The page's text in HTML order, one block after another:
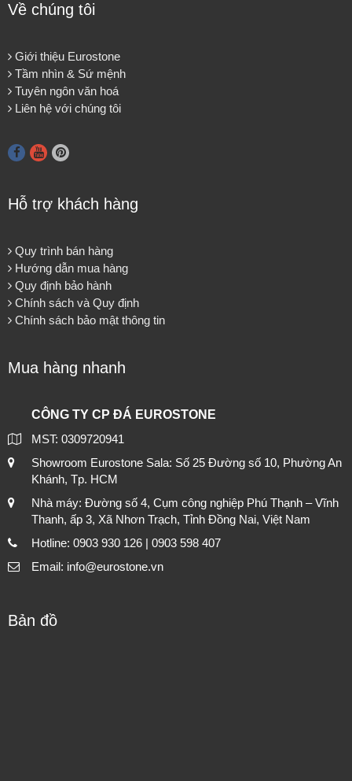
Về chúng tôi
Giới thiệu Eurostone
Tầm nhìn & Sứ mệnh
Tuyên ngôn văn hoá
Liên hệ với chúng tôi
Hỗ trợ khách hàng
Quy trình bán hàng
Hướng dẫn mua hàng
Quy định bảo hành
Chính sách và Quy định
Chính sách bảo mật thông tin
Mua hàng nhanh
CÔNG TY CP ĐÁ EUROSTONE
MST: 0309720941
Showroom Eurostone Sala: Số 25 Đường số 10, Phường An
Khánh, Tp. HCM
Nhà máy: Đường số 4, Cụm công nghiệp Phú Thạnh – Vĩnh
Thanh, ấp 3, Xã Nhơn Trạch, Tỉnh Đồng Nai, Việt Nam
Hotline: 0903 930 126 | 0903 598 407
Email: info@eurostone.vn
Bản đồ